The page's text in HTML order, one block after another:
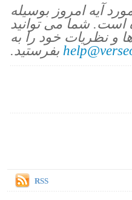
آیه امروز بوسیله
شما می توانید
و نظریات خود را به
بفرستید.
RSS